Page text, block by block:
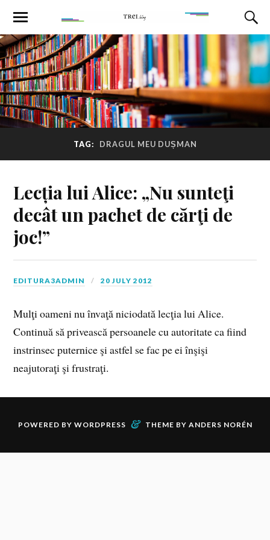
TAG: DRAGUL MEU DUȘMAN
Lecția lui Alice: „Nu sunteţi
decât un pachet de cărţi de
joc!”
EDITURA3ADMIN 20 JULY 2012
Mulţi oameni nu învaţă niciodată lecţia lui Alice.
Continuă să privească persoanele cu autoritate ca fiind
instrinsec puternice şi astfel se fac pe ei înşişi
neajutoraţi şi frustraţi.
POWERED BY WORDPRESS & THEME BY ANDERS NORÉN